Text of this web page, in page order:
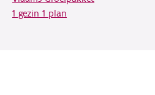
1 gezin 1 plan